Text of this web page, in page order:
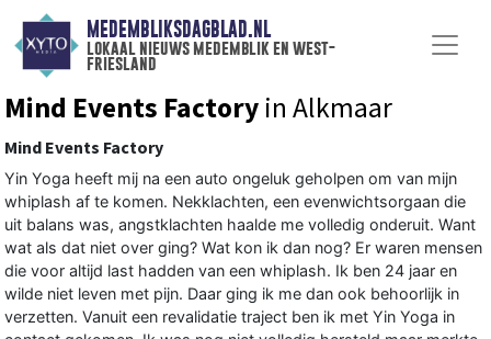
MEDEMBLIKSDAGBLAD.NL
lokaal nieuws medemblik en west-
friesland
Mind Events Factory in Alkmaar
Mind Events Factory
Yin Yoga heeft mij na een auto ongeluk geholpen om van mijn
whiplash af te komen. Nekklachten, een evenwichtsorgaan die
uit balans was, angstklachten haalde me volledig onderuit. Want
wat als dat niet over ging? Wat kon ik dan nog? Er waren mensen
die voor altijd last hadden van een whiplash. Ik ben 24 jaar en
wilde niet leven met pijn. Daar ging ik me dan ook behoorlijk in
verzetten. Vanuit een revalidatie traject ben ik met Yin Yoga in